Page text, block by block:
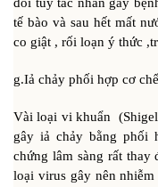
tế bào và sau hết mất
co giật , rối loạn ý thức
g.Iả chảy phối hợp cơ
Vài loại vi khuẩn
gây iả chảy bằng phối
chứng lâm sàng rất
loại virus gây nên